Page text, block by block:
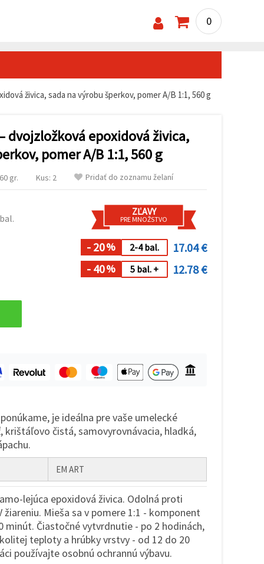
0
živica, sada na výrobu šperkov, pomer A/B 1:1, 560 g
dvojzložková epoxidová živica,
pomer A/B 1:1, 560 g
gr. Kus: 2 Pridať do zoznamu želaní
ZĽAVY
PRE MNOŽSTVO
- 20% 2-4 bal.
17.04 €
- 40% 5 bal. + 12.78 €
je ideálna pre vaše umelecké
krištáľovo čistá, samovyrovnávacia, hladká,
EM ART
lejúca epoxidová živica. Odolná proti
žiareniu. Mieša sa v pomere 1:1 - komponent
minút. Čiastočné vytvrdnutie - po 2 hodinách,
teploty a hrúbky vrstvy - od 12 do 20
používajte osobnú ochrannú výbavu.